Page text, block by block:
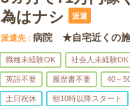
為はナシ
派遣
派遣先 病院 ★自宅近くの施
職種未経験OK 社会人未経験OK
英語不要 履歴書不要 40～
土日祝休 朝10時以降スタート